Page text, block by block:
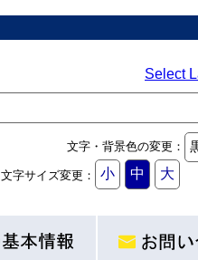
Select
文字・背景色の変更：
大
中
小
文字サイズ変更：